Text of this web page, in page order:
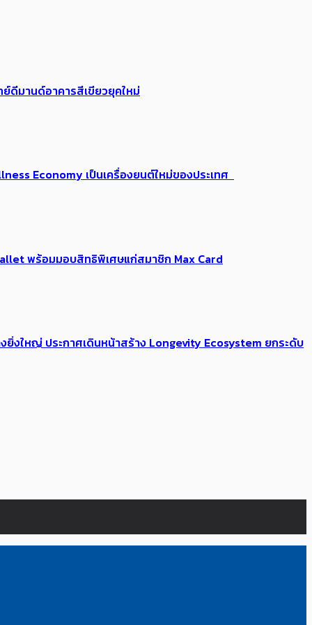
ย์ดีมานด์อาคารสีเขียวยุคใหม่
Economy เป็นเครื่องยนต์ใหม่ของประเทศ
พร้อมมอบสิทธิพิเศษแก่สมาชิก Max Card
งใหญ่ ประกาศเดินหน้าสร้าง Longevity Ecosystem ยกระดับ